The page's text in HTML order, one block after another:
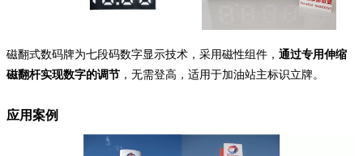
磁翻式数码牌为七段码数字显示技术，采用磁性组件， 通过专用伸缩
磁翻杆实现数字的调节 ，无需登高，适用于加油站主标识立牌。
应用案例